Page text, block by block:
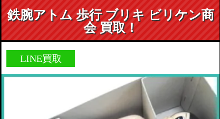
鉄腕アトム 歩行 ブリキ ビリケン商
会 買取！
LINE買取